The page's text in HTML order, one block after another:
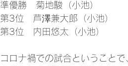
準優勝　菊地駿（小池）
第3位　芦澤兼大郎（小池）
第3位　内田悠太（小池）
コロナ禍での試合ということ